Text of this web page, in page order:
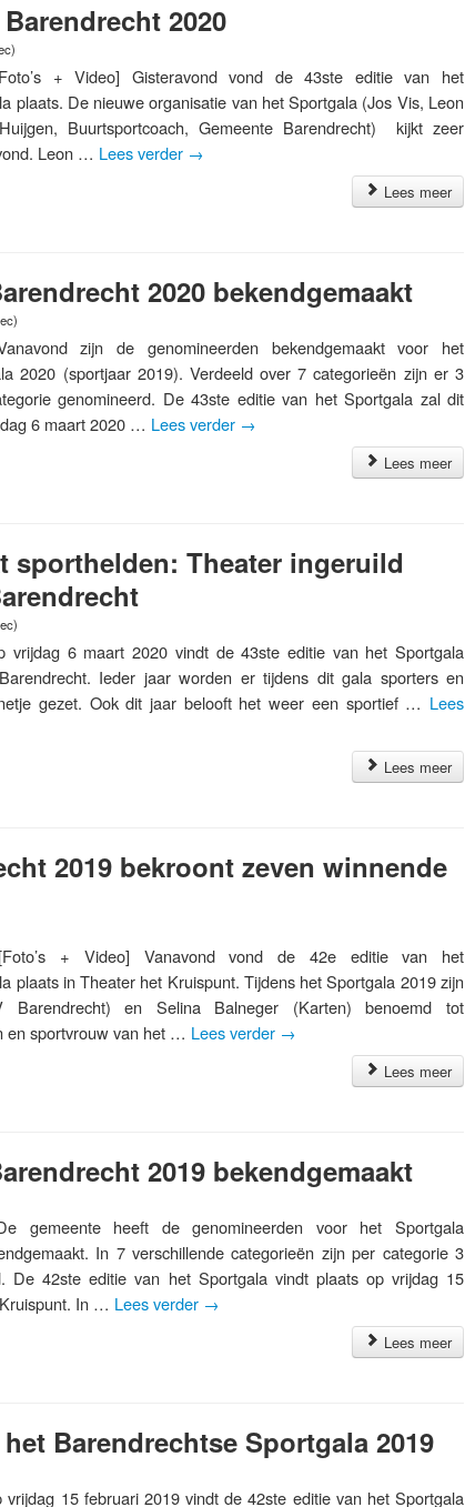
2020
+ Video] Gisteravond vond de 43ste editie van het
plaats. De nieuwe organisatie van het Sportgala (Jos Vis, Leon
Buurtsportcoach, Gemeente Barendrecht) kijkt zeer
Leon … Lees verder →
Lees meer
2020 bekendgemaakt
zijn de genomineerden bekendgemaakt voor het
2020 (sportjaar 2019). Verdeeld over 7 categorieën zijn er 3
genomineerd. De 43ste editie van het Sportgala zal dit
6 maart 2020 … Lees verder →
Lees meer
sporthelden: Theater ingeruild
vrijdag 6 maart 2020 vindt de 43ste editie van het Sportgala
Ieder jaar worden er tijdens dit gala sporters en
gezet. Ook dit jaar belooft het weer een sportief … Lees
Lees meer
2019 bekroont zeven winnende
+ Video] Vanavond vond de 42e editie van het
plaats in Theater het Kruispunt. Tijdens het Sportgala 2019 zijn
Barendrecht) en Selina Balneger (Karten) benoemd tot
en sportvrouw van het … Lees verder →
Lees meer
2019 bekendgemaakt
gemeente heeft de genomineerden voor het Sportgala
In 7 verschillende categorieën zijn per categorie 3
De 42ste editie van het Sportgala vindt plaats op vrijdag 15
In … Lees verder →
Lees meer
Barendrechtse Sportgala 2019
15 februari 2019 vindt de 42ste editie van het Sportgala